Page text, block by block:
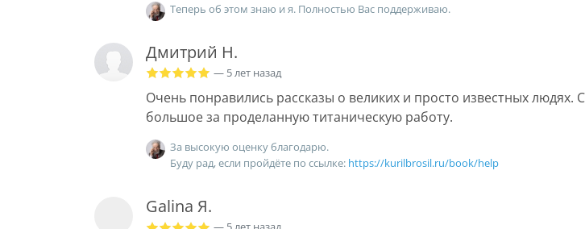
Теперь об этом знаю и я. Полностью Вас поддерживаю.
Дмитрий Н.
— 5 лет назад
Очень понравились рассказы о великих и просто известных людях.
большое за проделанную титаническую работу.
За высокую оценку благодарю.
Буду рад, если пройдёте по ссылке: https://kurilbrosil.ru/book/help
Galina Я.